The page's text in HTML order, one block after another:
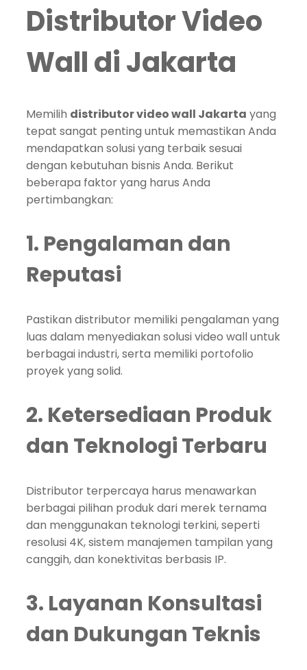
Distributor Video
Wall di Jakarta
Memilih distributor video wall Jakarta yang
tepat sangat penting untuk memastikan Anda
mendapatkan solusi yang terbaik sesuai
dengan kebutuhan bisnis Anda. Berikut
beberapa faktor yang harus Anda
pertimbangkan:
1. Pengalaman dan
Reputasi
Pastikan distributor memiliki pengalaman yang
luas dalam menyediakan solusi video wall untuk
berbagai industri, serta memiliki portofolio
proyek yang solid.
2. Ketersediaan Produk
dan Teknologi Terbaru
Distributor terpercaya harus menawarkan
berbagai pilihan produk dari merek ternama
dan menggunakan teknologi terkini, seperti
resolusi 4K, sistem manajemen tampilan yang
canggih, dan konektivitas berbasis IP.
3. Layanan Konsultasi
dan Dukungan Teknis